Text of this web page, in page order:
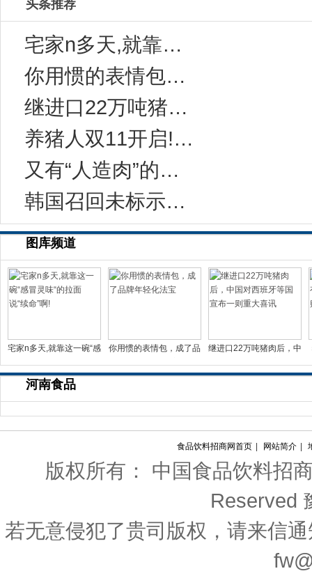
头条推荐
宅家n多天,就靠这一碗“感冒灵味“的拉面说
你用惯的表情包，成了品牌年轻化法宝
继进口22万吨猪肉后，中国对西班牙等国宣布一
养猪人双11开启!今年有10万家猪场在网上采
又有“人造肉”的事儿？科学家：无需饲养和屠宰
韩国召回未标示致敏成分的健康功能食品
图库频道
宅家n多天,就靠这一碗“感
你用惯的表情包，成了品
继进口22万吨猪肉后，中
河南食品
食品饮料招商网首页 网站简介
版权所有： 中国食品饮料招
Reserved
若无意侵犯了贵司版权，请来信